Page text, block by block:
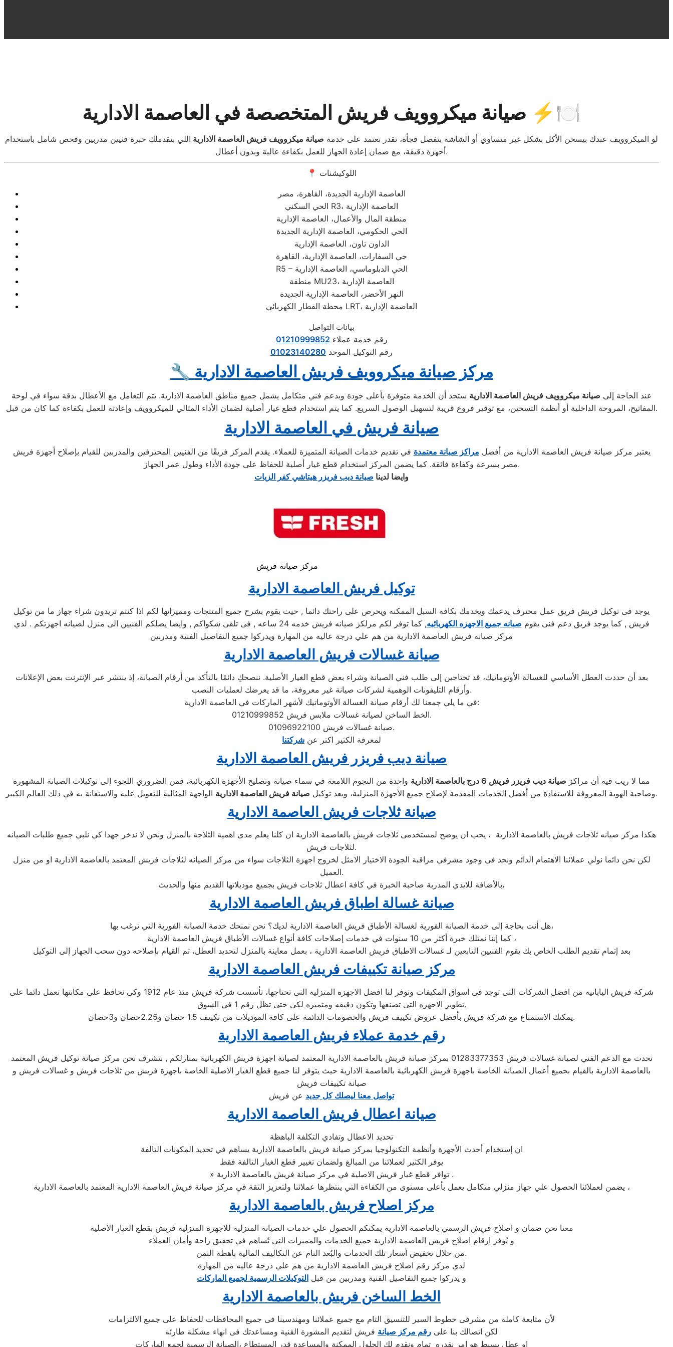
صيانة ميكروويف فريش المتخصصة في العاصمة الادارية ⚡🍽️
لو الميكروويف عندك بيسخن الأكل بشكل غير متساوي أو الشاشة بتفصل فجأة، تقدر تعتمد على خدمة صيانة ميكروويف فريش العاصمة الادارية اللي بتقدملك خبرة فنيين مدربين وفحص شامل باستخدام
أجهزة دقيقة، مع ضمان إعادة الجهاز للعمل بكفاءة عالية وبدون أعطال.
📍 اللوكيشنات
العاصمة الإدارية الجديدة، القاهرة، مصر
الحي السكني R3، العاصمة الإدارية
منطقة المال والأعمال، العاصمة الإدارية
الحي الحكومي، العاصمة الإدارية الجديدة
الداون تاون، العاصمة الإدارية
حي السفارات، العاصمة الإدارية، القاهرة
R5 – الحي الدبلوماسي، العاصمة الإدارية
منطقة MU23، العاصمة الإدارية
النهر الأخضر، العاصمة الإدارية الجديدة
محطة القطار الكهربائي LRT، العاصمة الإدارية
بيانات التواصل
رقم خدمة عملاء 01210999852
رقم التوكيل الموحد 01023140280
🔧 مركز صيانة ميكروويف فريش العاصمة الادارية
عند الحاجة إلى صيانة ميكروويف فريش العاصمة الادارية ستجد أن الخدمة متوفرة بأعلى جودة وبدعم فني متكامل يشمل جميع مناطق العاصمة الادارية. يتم التعامل مع الأعطال بدقة سواء في لوحة
المفاتيح، المروحة الداخلية أو أنظمة التسخين، مع توفير فروع قريبة لتسهيل الوصول السريع. كما يتم استخدام قطع غيار أصلية لضمان الأداء المثالي للميكروويف وإعادته للعمل بكفاءة كما كان من قبل.
صيانة فريش في العاصمة الادارية
يعتبر مركز صيانة فريش العاصمة الادارية من أفضل مراكز صيانة معتمدة في تقديم خدمات الصيانة المتميزة للعملاء. يقدم المركز فريقًا من الفنيين المحترفين والمدربين للقيام بإصلاح أجهزة فريش
مصر بسرعة وكفاءة فائقة. كما يضمن المركز استخدام قطع غيار أصلية للحفاظ على جودة الأداء وطول عمر الجهاز.
وايضا لدينا صيانة ديب فريزر هيتاشي كفر الزيات
مركز صيانة فريش
توكيل فريش العاصمة الادارية
يوجد فى توكيل فريش فريق عمل محترف يدعمك ويخدمك بكافه السبل الممكنه ويحرص على راحتك دائما , حيث يقوم بشرح جميع المنتجات ومميزاتها لكم اذا كنتم تريدون شراء جهاز ما من توكيل
فريش , كما يوجد فريق دعم فنى يقوم صيانه جميع الاجهزه الكهربائيه
, كما توفر لكم مرلكز صيانه فريش خدمه 24 ساعه , فى تلقى شكواكم , وايضا يصلكم الفنيين الى منزل لصيانه اجهزتكم . لدي
مركز صيانه فريش العاصمة الادارية من هم علي درجة عاليه من المهارة ويدركوا جميع التفاصيل الفنية ومدربين
صيانة غسالات فريش العاصمة الادارية
بعد أن حددت العطل الأساسي للغسالة الأوتوماتيك، قد تحتاجين إلى طلب فني الصيانة وشراء بعض قطع الغيار الأصلية. ننصحكِ دائمًا بالتأكد من أرقام الصيانة، إذ ينتشر عبر الإنترنت بعض الإعلانات
وأرقام التليفونات الوهمية لشركات صيانة غير معروفة، ما قد يعرضك لعمليات النصب.
في ما يلي جمعنا لك أرقام صيانة الغسالة الأوتوماتيك لأشهر الماركات في العاصمة الادارية:
الخط الساخن لصيانة غسالات ملابس فريش 01210999852.
صيانة غسالات فريش 01096922100.
لمعرفة الكثير اكتر عن شركتنا
صيانة ديب فريزر فريش العاصمة الادارية
مما لا ريب فيه أن مراكز صيانة ديب فريزر فريش 6 درج بالعاصمة الادارية
واحدة من النجوم اللامعة في سماء صيانة وتصليح الأجهزة الكهربائية، فمن الضروري اللجوء إلى توكيلات الصيانة المشهورة
وصاحبة الهوية المعروفة للاستفادة من أفضل الخدمات المقدمة لإصلاح جميع الأجهزة المنزلية، ويعد توكيل صيانة فريش العاصمة الادارية الواجهة المثالية للتعويل عليه والاستعانة به في ذلك العالم الكبير.
صيانة ثلاجات فريش العاصمة الادارية
هكذا مركز صيانه ثلاجات فريش بالعاصمة الادارية ، يجب ان يوضح لمستخدمى ثلاجات فريش بالعاصمة الادارية ان كلنا يعلم مدى اهمية الثلاجة بالمنزل ونحن لا ندخر جهدا كي نلبي جميع طلبات الصيانه
لثلاجات فريش.
لكن نحن دائما نولي عملائنا الاهتمام الدائم ونجد في وجود مشرفي مراقبة الجودة الاختيار الامثل لخروج اجهزة الثلاجات سواء من مركز الصيانه لثلاجات فريش المعتمد بالعاصمة الادارية او من منزل
العميل.
بالأضافة للايدي المدربة صاحبة الخبرة في كافة اعطال ثلاجات فريش بجميع موديلاتها القديم منها والحديث،
صيانة غسالة اطباق فريش العاصمة الادارية
هل أنت بحاجة إلى خدمة الصيانة الفورية لغسالة الأطباق فريش العاصمة الادارية لديك؟ نحن نمنحك خدمة الصيانة الفورية التي ترغب بها،
كما إننا نمتلك خبرة أكثر من 10 سنوات في خدمات إصلاحات كافة أنواع غسالات الأطباق فريش العاصمة الادارية ،
بعد إتمام تقديم الطلب الخاص بك يقوم الفنيين التابعين لـ غسالات الاطباق فريش العاصمة الادارية ، بعمل معاينة بالمنزل لتحديد العطل، ثم القيام بإصلاحه دون سحب الجهاز إلى التوكيل
مركز صيانة تكييفات فريش العاصمة الادارية
شركة فريش اليابانيه من افضل الشركات التى توجد فى اسواق المكيفات وتوفر لنا افضل الاجهزه المنزليه التى تحتاجها، تأسست شركة فريش منذ عام 1912 وكى تحافظ على مكانتها تعمل دائما على
تطوير الاجهزه التى تصنعها وتكون دقيقه ومتميزه لكى حتى تظل رقم 1 في السوق.
يمكنك الاستمتاع مع شركة فريش بأفضل عروض تكييف فريش والخصومات الدائمة على كافة الموديلات من تكييف 1.5 حصان و2.25حصان و3حصان.
رقم خدمة عملاء فريش العاصمة الادارية
تحدث مع الدعم الفني لصيانة غسالات فريش 01283377353 بمركز صيانة فريش بالعاصمة الادارية المعتمد لصيانة اجهزة فريش الكهربائية بمنازلكم , نتشرف نحن مركز صيانة توكيل فريش المعتمد
بالعاصمة الادارية بالقيام بجميع أعمال الصيانة الخاصة باجهزة فريش الكهربائية بالعاصمة الادارية حيث يتوفر لنا جميع قطع الغيار الاصلية الخاصة باجهزة فريش من ثلاجات فريش و غسالات فريش و
صيانة تكييفات فريش
تواصل معنا ليصلك كل جديد عن فريش
صيانة اعطال فريش العاصمة الادارية
تحديد الاعطال وتفادي التكلفة الباهظة
ان إستخدام أحدث الأجهزة وأنظمة التكنولوجيا بمركز صيانة فريش بالعاصمة الادارية يساهم في تحديد المكونات التالفة
يوفر الكثير لعملائنا من المبالغ ولضمان تغيير قطع الغيار التالفة فقط
» توافر قطع غيار فريش الاصلية في مركز صيانة فريش بالعاصمة الادارية .
يضمن لعملائنا الحصول علي جهاز منزلي متكامل يعمل بأعلى مستوى من الكفاءة التي ينتظرها عملائنا ولتعزيز الثقة في مركز صيانة فريش العاصمة الادارية المعتمد بالعاصمة الادارية ،
مركز اصلاح فريش بالعاصمة الادارية
معنا نحن ضمان و اصلاح فريش الرسمي بالعاصمة الادارية يمكنكم الحصول علي خدمات الصيانة المنزلية للاجهزة المنزلية فريش بقطع الغيار الاصلية
و يُوفر ارقام اصلاح فريش العاصمة الادارية جميع الخدمات والمميزات التي تُساهم في تحقيق راحة وأمان العملاء
من خلال تخفيض أسعار تلك الخدمات والبُعد التام عن التكاليف المالية باهظة الثمن.
لدي مركز رقم اصلاح فريش العاصمة الادارية من هم علي درجة عاليه من المهارة
و يدركوا جميع التفاصيل الفنية ومدربين من قبل التوكيلات الرسمية لجميع الماركات
الخط الساخن فريش بالعاصمة الادارية
لأن متابعة كاملة من مشرفى خطوط السير للتنسيق التام مع جميع عملائنا ومهندسينا فى جميع المحافظات للحفاظ على جميع الالتزامات
لكن اتصالك بنا على رقم مركز صيانة فريش لتقديم المشورة القنية ومساعدتك فى انهاء مشكلة طارئة
او عطل بسيط هو امر نقدره تمام ونقدم لك الحلول الممكنة والمساعدة قدر المستطاع ،الصيانة الرسمية لجمع الماركات